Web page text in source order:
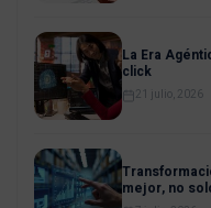
La Era
click
21 julio, 2026
mejor, no